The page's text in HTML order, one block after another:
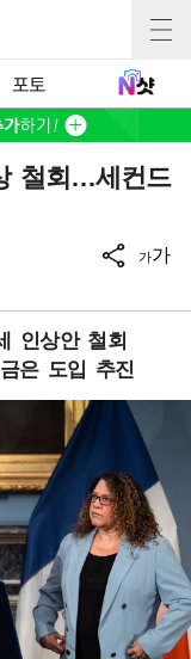
포토
철회…세컨드
가가
인상안 철회
은 도입 추진